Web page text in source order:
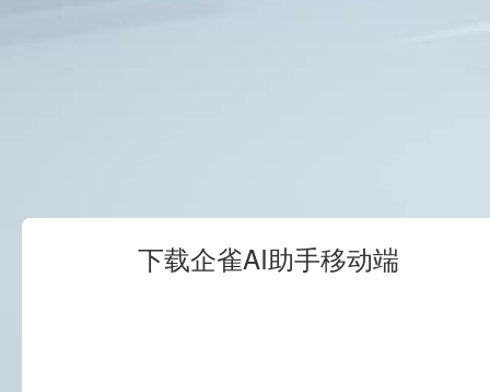
下载企雀AI助手移动端